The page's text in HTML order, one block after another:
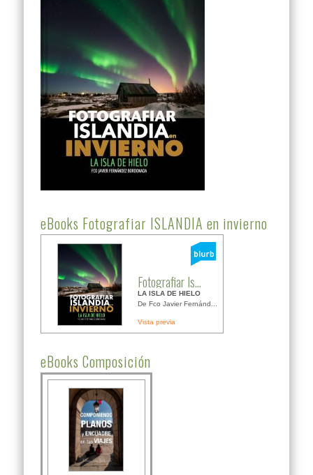
eBooks Fotografiar ISLANDIA en invierno
Fotografiar Is...
LA ISLA DE HIELO
De Fco Javier Fernánd...
Vista previa
eBooks Composición